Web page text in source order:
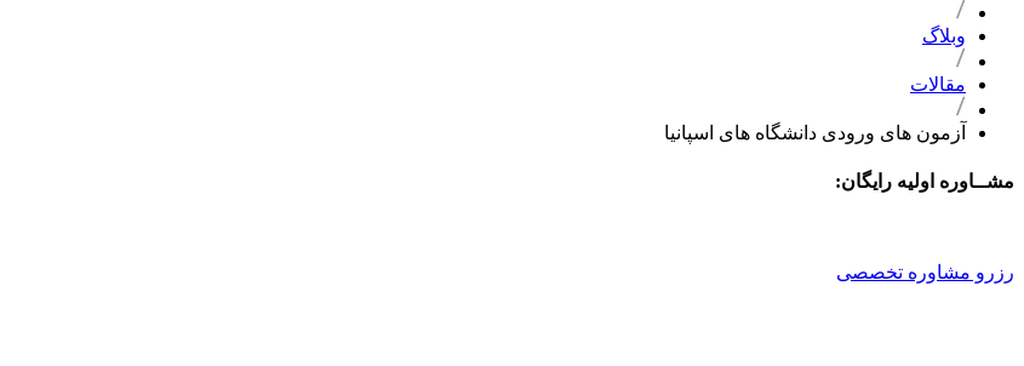
وبلاگ
مقالات
آزمون های ورودی دانشگاه های اسپانیا
مشــاوره اولیه رایگان:
رزرو مشاوره تخصصی